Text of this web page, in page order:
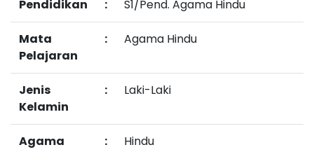
Pendidikan : S1/Pend. Agama Hindu
Mata
Pelajaran
: Agama Hindu
Jenis
Kelamin
: Laki-Laki
Agama : Hindu